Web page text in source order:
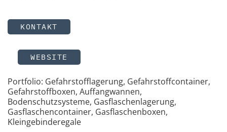
KONTAKT
WEBSITE
Portfolio: Gefahrstofflagerung, Gefahrstoffcontainer,
Gefahrstoffboxen, Auffangwannen,
Bodenschutzsysteme, Gasflaschenlagerung,
Gasflaschencontainer, Gasflaschenboxen,
Kleingebinderegale